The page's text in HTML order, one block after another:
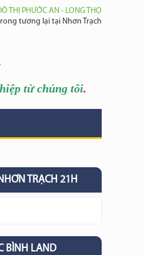
THỊ PHƯỚC AN - LONG THỌ
tương lại tại Nhơn Trạch
từ chúng tôi.
TRẠCH 21H
BÌNH LAND